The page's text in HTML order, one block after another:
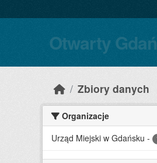
Otwarty
Zbiory danych
Organizacje
Urząd Miejski w Gdańsku -